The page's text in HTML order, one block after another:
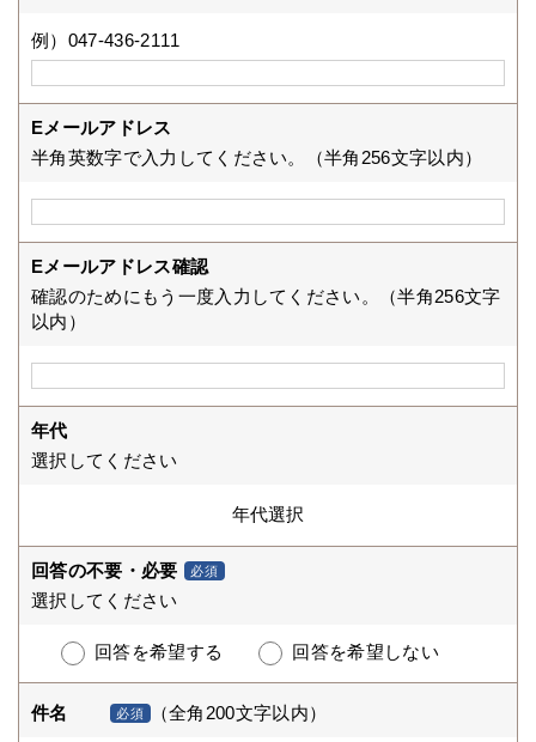
例）047-436-2111
Eメールアドレス
半角英数字で入力してください。（半角256文字以内）
Eメールアドレス確認
確認のためにもう一度入力してください。（半角256文字
以内）
年代
選択してください
回答の不要・必要 必須
選択してください
回答を希望する 回答を希望しない
件名 必須 （全角200文字以内）